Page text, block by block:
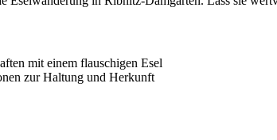
mit einem flauschigen Esel
zur Haltung und Herkunft